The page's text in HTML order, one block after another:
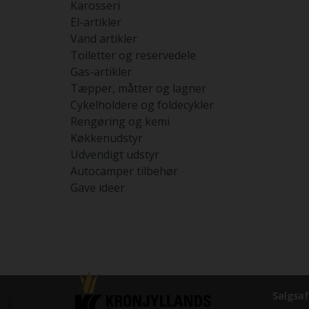
Karosseri
El-artikler
Vand artikler
Toiletter og reservedele
Gas-artikler
Tæpper, måtter og lagner
Cykelholdere og foldecykler
Rengøring og kemi
Køkkenudstyr
Udvendigt udstyr
Autocamper tilbehør
Gave ideer